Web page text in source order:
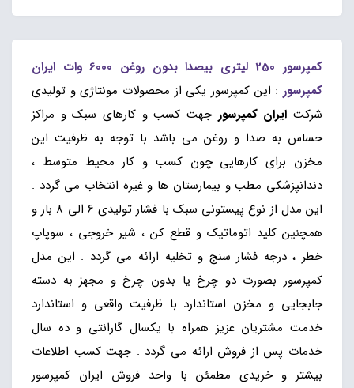
کمپرسور 250 لیتری بیصدا بدون روغن 6000 وات ایران
کمپرسور : این کمپرسور یکی از محصولات مونتاژی و تولیدی
شرکت ایران کمپرسور جهت کسب و کارهای سبک و مراکز
حساس به صدا و روغن می باشد با توجه به ظرفیت این
مخزن برای کارهایی چون کسب و کار محیط متوسط ،
دندانپزشکی مطب و بیمارستان ها و غیره انتخاب می گردد .
این مدل از نوع پیستونی سبک با فشار تولیدی 6 الی 8 بار و
همچنین کلید اتوماتیک و قطع کن ، شیر خروجی ، سوپاپ
خطر ، درجه فشار سنج و تخلیه ارائه می گردد . این مدل
کمپرسور بصورت دو چرخ یا بدون چرخ و مجهز به دسته
جابجایی و مخزن استاندارد با ظرفیت واقعی و استاندارد
خدمت مشتریان عزیز همراه با یکسال گارانتی و ده سال
خدمات پس از فروش ارائه می گردد . جهت کسب اطلاعات
بیشتر و خریدی مطمئن با واحد فروش ایران کمپرسور